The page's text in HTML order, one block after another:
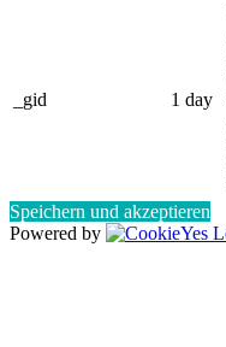
_gid 1 day
Speichern und akzeptieren
Powered by